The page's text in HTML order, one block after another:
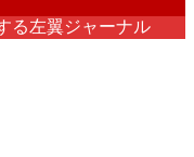
る左翼ジャーナル